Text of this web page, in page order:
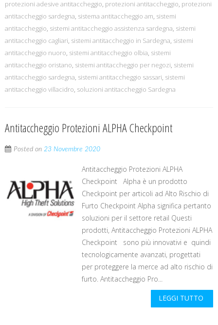
protezioni adesive antitaccheggio, protezioni antitaccheggio, protezioni
antitaccheggio sardegna, sistema antitaccheggio am, sistemi
antitaccheggio, sistemi antitaccheggio assistenza sardegna, sistemi
antitaccheggio cagliari, sistemi antitaccheggio in Sardegna, sistemi
antitaccheggio nuoro, sistemi antitaccheggio olbia, sistemi
antitaccheggio oristano, sistemi antitaccheggio per negozi, sistemi
antitaccheggio sardegna, sistemi antitaccheggio sassari, sistemi
antitaccheggio villacidro, soluzioni antitaccheggio Sardegna
Antitaccheggio Protezioni ALPHA Checkpoint
Posted on 23 Novembre 2020
Antitaccheggio Protezioni ALPHA
Checkpoint Alpha è un prodotto
Checkpoint per articoli ad Alto Rischio di
Furto Checkpoint Alpha significa pertanto
soluzioni per il settore retail Questi
prodotti, Antitaccheggio Protezioni ALPHA
Checkpoint sono più innovativi e quindi
tecnologicamente avanzati, progettati
per proteggere la merce ad alto rischio di
furto. Antitaccheggio Pro...
LEGGI TUTTO